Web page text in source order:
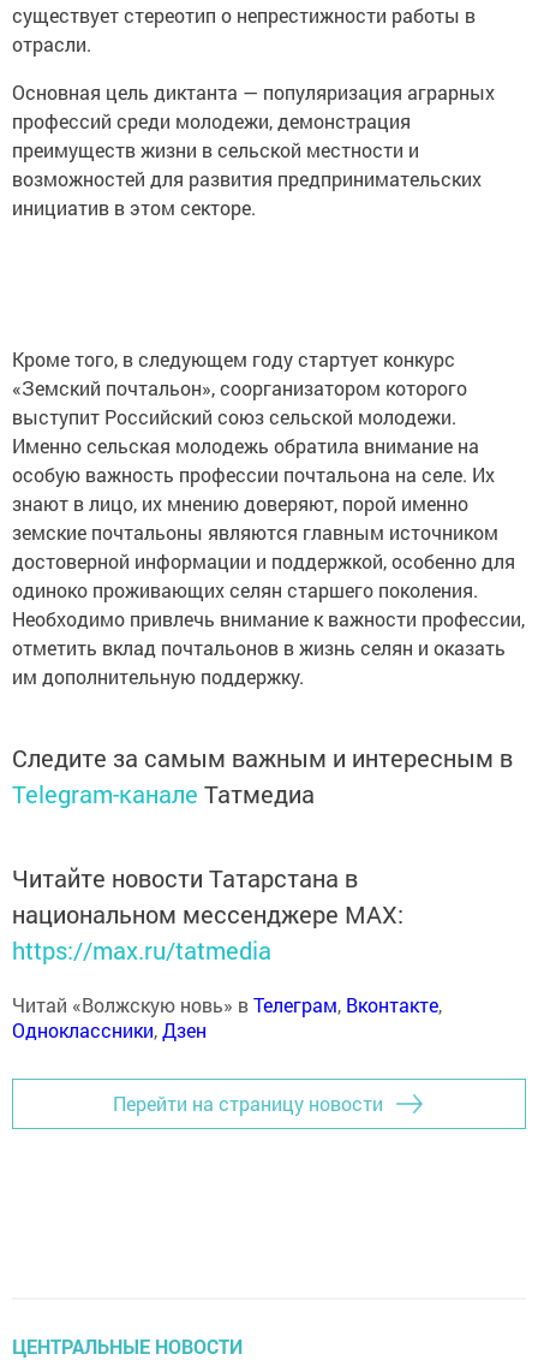
существует стереотип о непрестижности работы в
отрасли.
Основная цель диктанта — популяризация аграрных
профессий среди молодежи, демонстрация
преимуществ жизни в сельской местности и
возможностей для развития предпринимательских
инициатив в этом секторе.
Кроме того, в следующем году стартует конкурс
«Земский почтальон», соорганизатором которого
выступит Российский союз сельской молодежи.
Именно сельская молодежь обратила внимание на
особую важность профессии почтальона на селе. Их
знают в лицо, их мнению доверяют, порой именно
земские почтальоны являются главным источником
достоверной информации и поддержкой, особенно для
одиноко проживающих селян старшего поколения.
Необходимо привлечь внимание к важности профессии,
отметить вклад почтальонов в жизнь селян и оказать
им дополнительную поддержку.
Следите за самым важным и интересным в
Telegram-канале Татмедиа
Читайте новости Татарстана в
национальном мессенджере MАХ:
https://max.ru/tatmedia
Читай «Волжскую новь» вТелеграм, Вконтакте,
Одноклассники,Дзен
Перейти на страницу новости
ЦЕНТРАЛЬНЫЕ НОВОСТИ